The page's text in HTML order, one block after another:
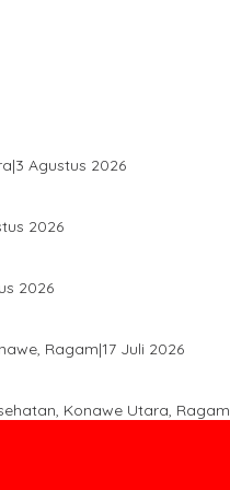
|3 Agustus 2026
2026
2026
Ragam|17 Juli 2026
Konawe Utara, Ragam